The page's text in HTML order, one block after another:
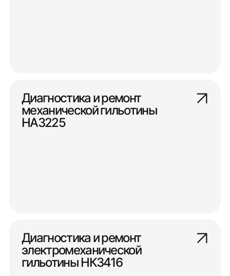
Диагностика и ремонт
механической гильотины
НА3225
Диагностика и ремонт
электромеханической
гильотины НК3416